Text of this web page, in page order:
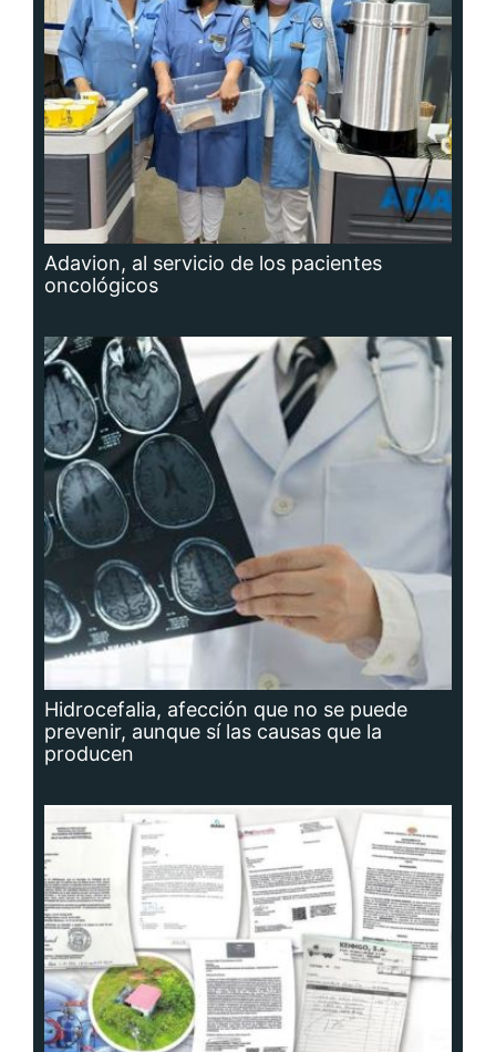
Adavion, al servicio de los pacientes
oncológicos
Hidrocefalia, afección que no se puede
prevenir, aunque sí las causas que la
producen